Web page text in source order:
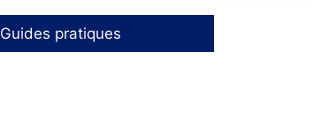
Guides pratiques